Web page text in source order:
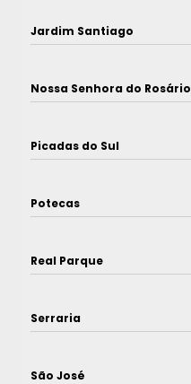
Jardim Santiago
Nossa Senhora do Rosário
Picadas do Sul
Potecas
Real Parque
Serraria
São José